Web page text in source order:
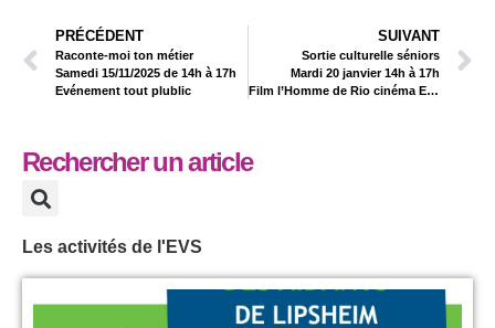
PRÉCÉDENT
Raconte-moi ton métier
Samedi 15/11/2025 de 14h à 17h
Evénement tout plublic
SUIVANT
Sortie culturelle séniors
Mardi 20 janvier 14h à 17h
Film l’Homme de Rio cinéma Erstein
Rechercher un article
Les activités de l'EVS